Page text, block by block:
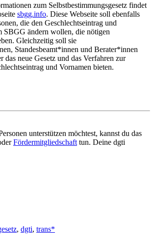
zum Selbstbestimmungsgesetz findet
sbgg.info. Diese Webseite soll ebenfalls
die den Geschlechtseintrag und
SBGG ändern wollen, die nötigen
Gleichzeitig soll sie
Standesbeamt*innen und Berater*innen
das neue Gesetz und das Verfahren zur
und Vornamen bieten.
unterstützen möchtest, kannst du das
Fördermitgliedschaft tun. Deine dgti
, dgti, trans*